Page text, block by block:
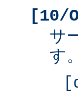
[10/
サ
す